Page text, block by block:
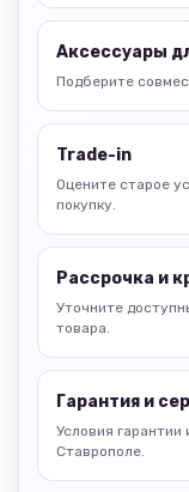
Аксессуары
Подберите
Trade-in
Оцените старое
покупку.
Рассрочка и
Уточните
товара.
Гарантия и
Условия гарантии
Ставрополе.